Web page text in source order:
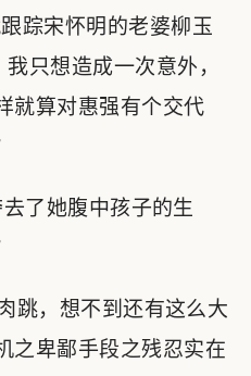
踪宋怀明的老婆柳玉
只想造成一次意外，
就算对惠强有个交代
了她腹中孩子的生
跳，想不到还有这么大
之卑鄙手段之残忍实在